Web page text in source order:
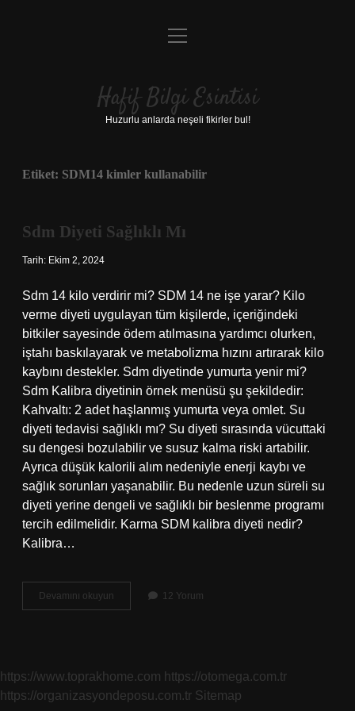
Anasayfa
Yasal Uyarı
menüyü
Hafif Bilgi Esintisi
Huzurlu anlarda neşeli fikirler bul!
Etiket: SDM14 kimler kullanabilir
Sdm Diyeti Sağlıklı Mı
Tarih: Ekim 2, 2024
Sdm 14 kilo verdirir mi? SDM 14 ne işe yarar? Kilo
verme diyeti uygulayan tüm kişilerde, içeriğindeki
bitkiler sayesinde ödem atılmasına yardımcı olurken,
iştahı baskılayarak ve metabolizma hızını artırarak kilo
kaybını destekler. Sdm diyetinde yumurta yenir mi?
Sdm Kalibra diyetinin örnek menüsü şu şekildedir:
Kahvaltı: 2 adet haşlanmış yumurta veya omlet. Su
diyeti tedavisi sağlıklı mı? Su diyeti sırasında vücuttaki
su dengesi bozulabilir ve susuz kalma riski artabilir.
Ayrıca düşük kalorili alım nedeniyle enerji kaybı ve
sağlık sorunları yaşanabilir. Bu nedenle uzun süreli su
diyeti yerine dengeli ve sağlıklı bir beslenme programı
tercih edilmelidir. Karma SDM kalibra diyeti nedir?
Kalibra…
Devamını okuyun
Diyeti
12 Yorum
https://www.toprakhome.com https://otomega.com.tr
https://organizasyondeposu.com.tr Sitemap